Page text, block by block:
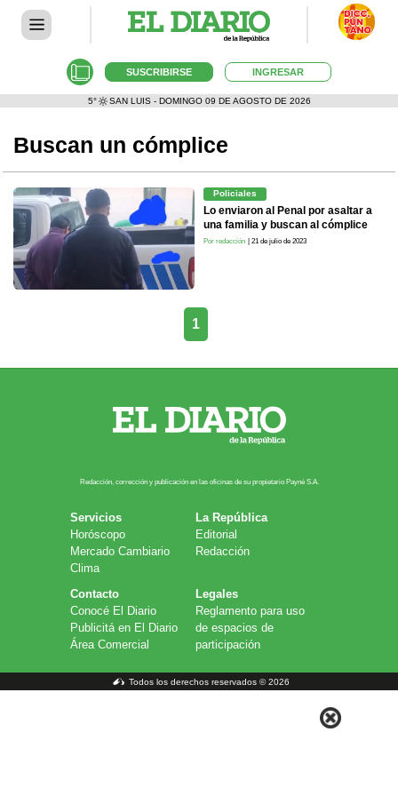
SUSCRIBIRSE INGRESAR
5° SAN LUIS - DOMINGO 09 DE AGOSTO DE 2026
Buscan un cómplice
Policiales
Lo enviaron al Penal por asaltar a
una familia y buscan al cómplice
Por redacción | 21 de julio de 2023
1
Redacción, corrección y publicación en las oficinas de su propietario Payn​é S.A.
Servicios
Horóscopo
Mercado Cambiario
Clima
La República
Editorial
Redacción
Contacto
Conocé El Diario
Publicitá en El Diario
Área Comercial
Legales
Reglamento para uso
de espacios de
participación
Todos los derechos reservados © 2026